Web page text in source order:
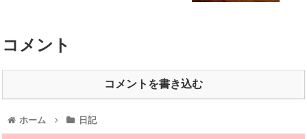
コメント
コメントを書き込む
ホーム 日記